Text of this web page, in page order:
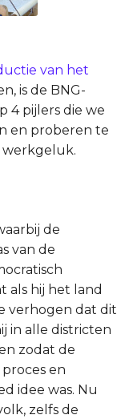
van het
is de BNG-
4 pijlers die we
en proberen te
werkgeluk.
de
van de
als hij het land
verhogen dat dit
in alle districten
zodat de
en
idee was. Nu
zelfs de